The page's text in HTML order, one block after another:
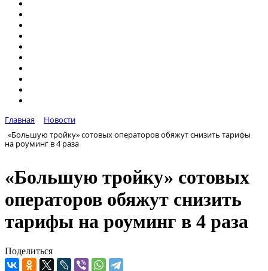
Главная
Новости
«Большую тройку» сотовых операторов обяжут снизить тарифы
на роуминг в 4 раза
«Большую тройку» сотовых
операторов обяжут снизить
тарифы на роуминг в 4 раза
Поделиться